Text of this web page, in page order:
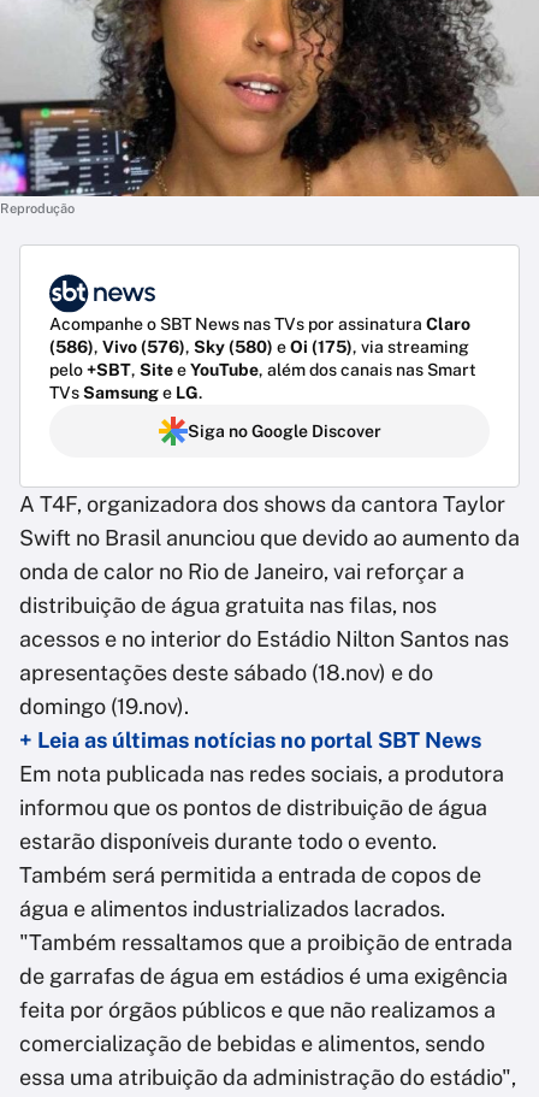
Reprodução
Acompanhe o SBT News nas TVs por assinatura Claro
(586), Vivo (576), Sky (580) eOi (175), via streaming
pelo+SBT, SiteeYouTube, além dos canais nas Smart
TVsSamsunge LG.
Siga no Google Discover
A T4F, organizadora dos shows da cantora Taylor
Swift no Brasil anunciou que devido ao aumento da
onda de calor no Rio de Janeiro, vai reforçar a
distribuição de água gratuita nas filas, nos
acessos e no interior do Estádio Nilton Santos nas
apresentações deste sábado (18.nov) e do
domingo (19.nov).
+ Leia as últimas notícias no portal SBT News
Em nota publicada nas redes sociais, a produtora
informou que os pontos de distribuição de água
estarão disponíveis durante todo o evento.
Também será permitida a entrada de copos de
água e alimentos industrializados lacrados.
"Também ressaltamos que a proibição de entrada
de garrafas de água em estádios é uma exigência
feita por órgãos públicos e que não realizamos a
comercialização de bebidas e alimentos, sendo
essa uma atribuição da administração do estádio",